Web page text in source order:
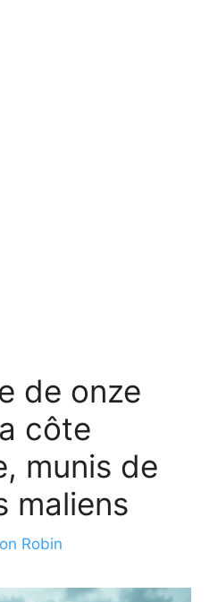
de onze
côte
munis de
maliens
Robin